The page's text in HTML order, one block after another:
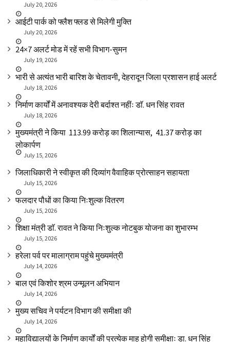
July 20, 2026
आईटी पार्क को फ्लैश फ्लड से मिलेगी मुक्ति
July 20, 2026
24×7 अलर्ट मोड में रहें सभी विभाग-सुमन
July 19, 2026
भारी से अत्यंत भारी बारिश के चेतावनी, देहरादून जिला प्रशासन हाई अलर्ट
July 18, 2026
निर्माण कार्यों में अनावश्यक देरी बर्दाश्त नहींः डाॅ. धन सिंह रावत
July 18, 2026
मुख्यमंत्री ने किया ₹ 113.99 करोड़ का शिलान्यास, ₹ 41.37 करोड़ का
लोकार्पण
July 15, 2026
जिलाधिकारी ने स्वीकृत की दिव्यांग वैवाहिक प्रोत्साहन सहायता
July 15, 2026
फलदार पौधों का किया निःशुल्क वितरण
July 15, 2026
शिक्षा मंत्री डाॅ. रावत ने किया निःशुल्क नोटबुक योजना का शुभारम्भ
July 15, 2026
हरेला पर्व पर मालाग्राम पहुंचे मुख्यमंत्री
July 14, 2026
बाल एवं किशोर श्रम उन्मूलन अभियान
July 14, 2026
मुख्य सचिव ने पर्यटन विभाग की समीक्षा की
July 14, 2026
महाविद्यालयों के निर्माण कार्यों की प्रत्येक माह होगी समीक्षाः डा. धन सिंह